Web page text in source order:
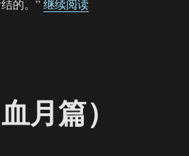
的。”继续阅读“【饼四/AU】月下
月篇）